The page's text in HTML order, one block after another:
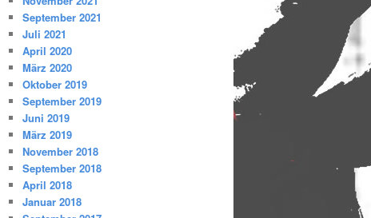
September 2021
Juli 2021
April 2020
März 2020
Oktober 2019
September 2019
Juni 2019
März 2019
November 2018
September 2018
April 2018
Januar 2018